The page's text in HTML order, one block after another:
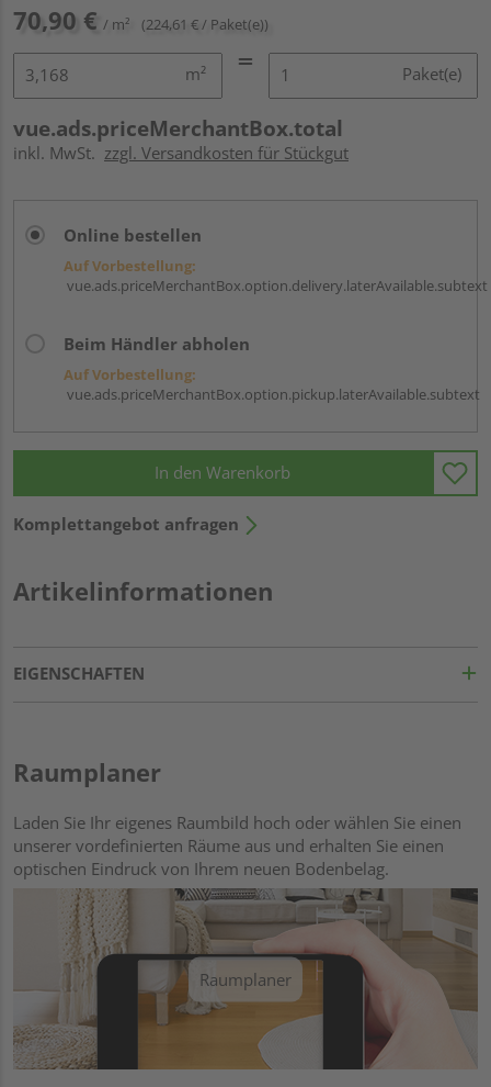
70,90 € / m² (224,61 € / Paket(e))
m² Paket(e)
vue.ads.priceMerchantBox.total
inkl. MwSt. zzgl. Versandkosten für Stückgut
Online bestellen
Auf Vorbestellung:
vue.ads.priceMerchantBox.option.delivery.laterAvailable.subtext
Beim Händler abholen
Auf Vorbestellung:
vue.ads.priceMerchantBox.option.pickup.laterAvailable.subtext
In den Warenkorb
Komplettangebot anfragen
Artikelinformationen
EIGENSCHAFTEN
Raumplaner
Laden Sie Ihr eigenes Raumbild hoch oder wählen Sie einen
unserer vordefinierten Räume aus und erhalten Sie einen
optischen Eindruck von Ihrem neuen Bodenbelag.
Raumplaner